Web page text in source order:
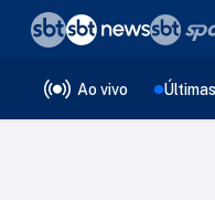
Ao vivo Últimas
❮voltar
Editorias